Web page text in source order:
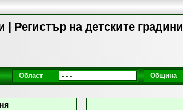
| Регистър на детските градини
Област Община